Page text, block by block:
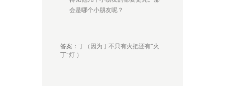
会是哪个小朋友呢？
答案：丁（因为丁不只有火把还有“火
丁”灯 ）